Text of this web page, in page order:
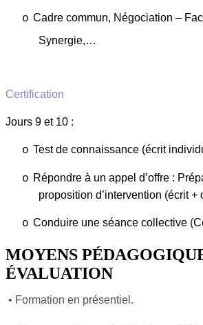
o Cadre commun, Négociation –
Synergie,…
Certification
Jours 9 et 10 :
o Test de connaissance (écrit
o Répondre à un appel d’offre :
proposition d’intervention (écrit +
o Conduire une séance collective
MOYENS
ÉVALUATION
• Formation en présentiel.